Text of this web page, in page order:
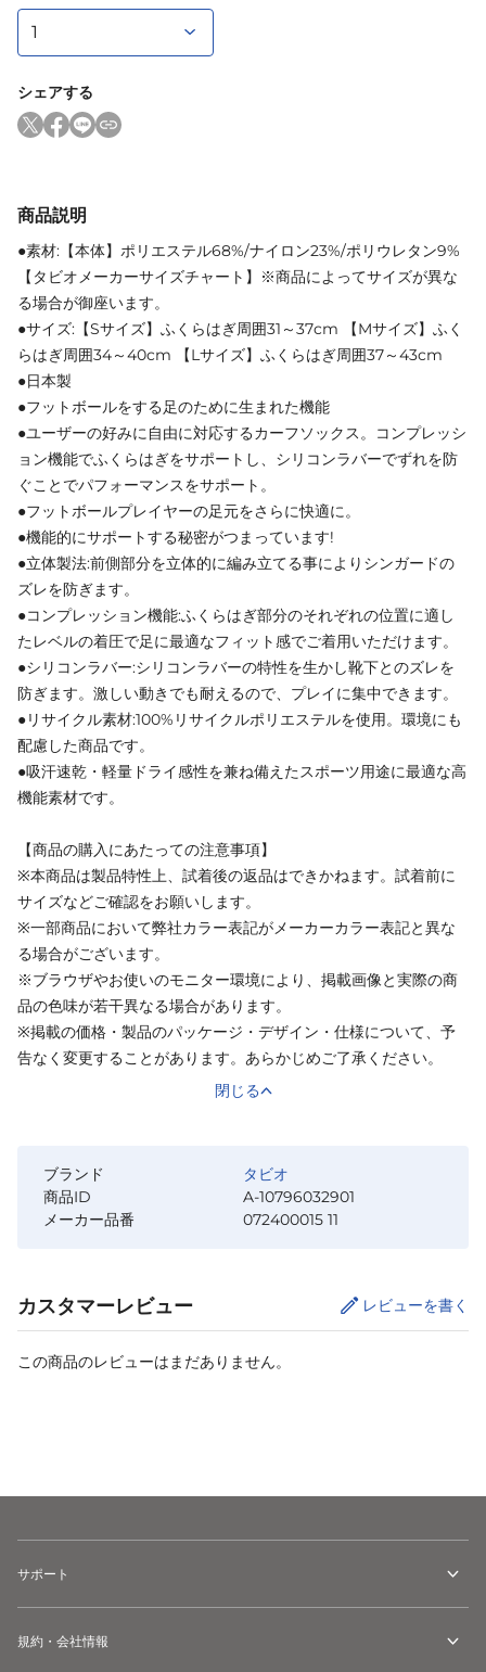
シェアする
商品説明
●素材:【本体】ポリエステル68%/ナイロン23%/ポリウレタン9%
【タビオメーカーサイズチャート】※商品によってサイズが異な
る場合が御座います。
●サイズ:【Sサイズ】ふくらはぎ周囲31～37cm 【Mサイズ】ふく
らはぎ周囲34～40cm 【Lサイズ】ふくらはぎ周囲37～43cm
●日本製
●フットボールをする足のために生まれた機能
●ユーザーの好みに自由に対応するカーフソックス。コンプレッシ
ョン機能でふくらはぎをサポートし、シリコンラバーでずれを防
ぐことでパフォーマンスをサポート。
●フットボールプレイヤーの足元をさらに快適に。
●機能的にサポートする秘密がつまっています!
●立体製法:前側部分を立体的に編み立てる事によりシンガードの
ズレを防ぎます。
●コンプレッション機能:ふくらはぎ部分のそれぞれの位置に適し
たレベルの着圧で足に最適なフィット感でご着用いただけます。
●シリコンラバー:シリコンラバーの特性を生かし靴下とのズレを
防ぎます。激しい動きでも耐えるので、プレイに集中できます。
●リサイクル素材:100%リサイクルポリエステルを使用。環境にも
配慮した商品です。
●吸汗速乾・軽量ドライ感性を兼ね備えたスポーツ用途に最適な高
機能素材です。
【商品の購入にあたっての注意事項】
※本商品は製品特性上、試着後の返品はできかねます。試着前に
サイズなどご確認をお願いします。
※一部商品において弊社カラー表記がメーカーカラー表記と異な
る場合がございます。
※ブラウザやお使いのモニター環境により、掲載画像と実際の商
品の色味が若干異なる場合があります。
※掲載の価格・製品のパッケージ・デザイン・仕様について、予
告なく変更することがあります。あらかじめご了承ください。
閉じる
ブランド
タビオ
商品ID
A-10796032901
メーカー品番
072400015 11
カスタマーレビュー レビューを書く
この商品のレビューはまだありません。
サポート
規約・会社情報